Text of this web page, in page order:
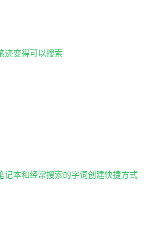
迹变得可以搜索
记本和经常搜索的字词创建快捷方式